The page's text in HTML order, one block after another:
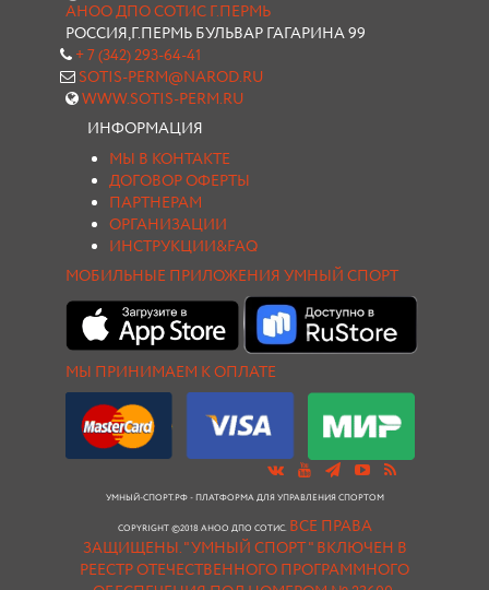
АНОО ДПО СОТИС Г.ПЕРМЬ
РОССИЯ,Г.ПЕРМЬ БУЛЬВАР ГАГАРИНА 99
+ 7 (342) 293-64-41
SOTIS-PERM@NAROD.RU
WWW.SOTIS-PERM.RU
ИНФОРМАЦИЯ
МЫ В КОНТАКТЕ
ДОГОВОР ОФЕРТЫ
ПАРТНЕРАМ
ОРГАНИЗАЦИИ
ИНСТРУКЦИИ&FAQ
МОБИЛЬНЫЕ ПРИЛОЖЕНИЯ УМНЫЙ СПОРТ
МЫ ПРИНИМАЕМ К ОПЛАТЕ
УМНЫЙ-СПОРТ.РФ - ПЛАТФОРМА ДЛЯ УПРАВЛЕНИЯ СПОРТОМ
COPYRIGHT ©2018 АНОО ДПО СОТИС. ВСЕ ПРАВА
ЗАЩИЩЕНЫ."УМНЫЙ СПОРТ " ВКЛЮЧЕН В
РЕЕСТР ОТЕЧЕСТВЕННОГО ПРОГРАММНОГО